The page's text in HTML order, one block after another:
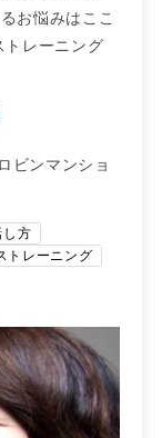
お悩みはここ
トレーニング
ビンマンショ
方
レーニング